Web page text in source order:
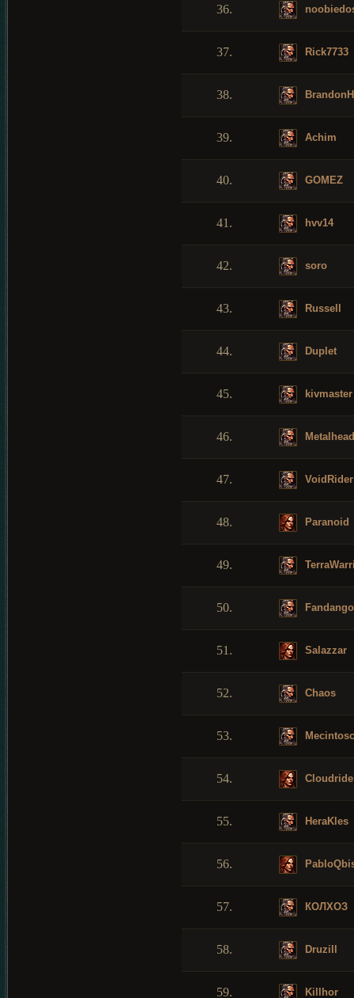
36.
37. Rick7733
38.
39. Achim
40. GOMEZ
41. hvv14
42. soro
43. Russell
44. Duplet
45. kivmaster
46. Metalhead
47. VoidRider
48. Paranoid
49.
50. Fandango
51. Salazzar
52. Chaos
53.
54.
55. HeraKles
56.
57. КОЛХОЗ
58. Druzill
59. Killhor